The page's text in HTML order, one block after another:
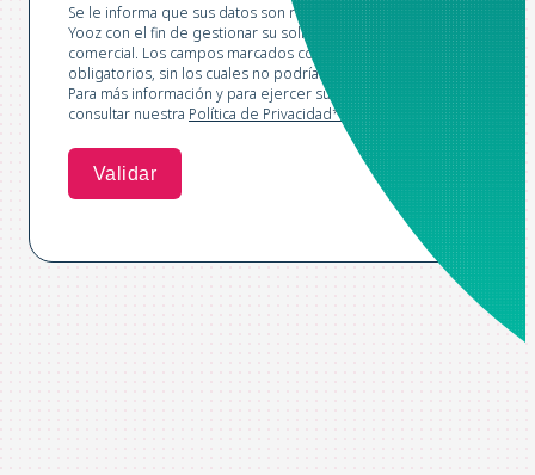
Se le informa que sus datos son recopilados y tratados por
Yooz con el fin de gestionar su solicitud y realizar prospección
comercial. Los campos marcados con un asterisco son
obligatorios, sin los cuales no podríamos procesar su solicitud.
Para más información y para ejercer sus derechos, puede
consultar nuestra Política de Privacidad*.